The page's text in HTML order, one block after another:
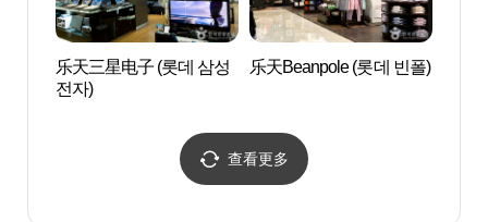
乐天三星电子 (롯데 삼성
전자)
乐天Beanpole (롯데 빈폴)
查看更多